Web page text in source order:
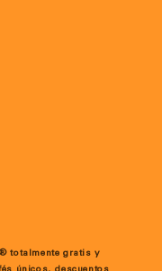
totalmente gratis y